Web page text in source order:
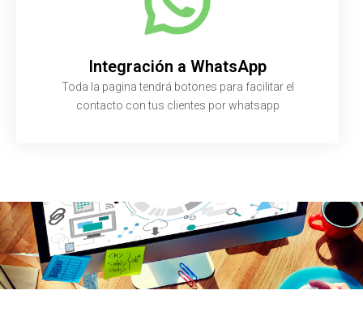
Integración a WhatsApp
Toda la pagina tendrá botones para facilitar el
contacto con tus clientes por whatsapp